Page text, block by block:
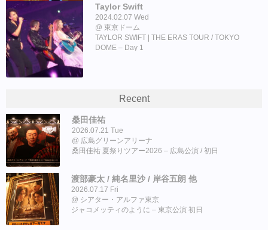
Taylor Swift
2024.02.07 Wed
東京ドーム
TAYLOR SWIFT | THE ERAS TOUR / TOKYO
DOME – Day 1
Recent
桑田佳祐
2026.07.21 Tue
広島グリーンアリーナ
桑田佳祐 夏祭りツアー2026 – 広島公演 / 初日
渡部豪太 / 純名里沙 / 岸谷五朗 他
2026.07.17 Fri
シアター・アルファ東京
ジャコメッティのように – 東京公演 初日